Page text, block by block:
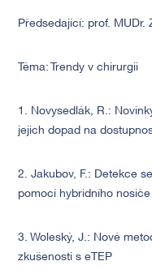
Předsedající: prof. MUDr.
Téma: Trendy v chirurgii
1. Novysedlák, R.:
jejich dopad na
2. Jakubov, F.: Detekce
pomocí hybridního
3. Woleský, J.: Nové
zkušenosti s eTEP